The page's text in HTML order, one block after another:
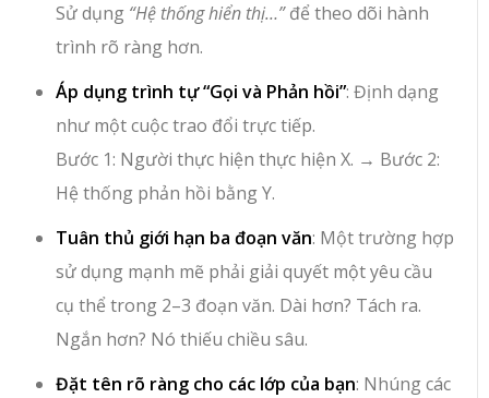
Sử dụng “Hệ thống hiển thị…”để theo dõi hành
trình rõ ràng hơn.
Áp dụng trình tự “Gọi và Phản hồi”: Định dạng
như một cuộc trao đổi trực tiếp.
Bước 1: Người thực hiện thực hiện X. → Bước 2:
Hệ thống phản hồi bằng Y.
Tuân thủ giới hạn ba đoạn văn: Một trường hợp
sử dụng mạnh mẽ phải giải quyết một yêu cầu
cụ thể trong 2–3 đoạn văn. Dài hơn? Tách ra.
Ngắn hơn? Nó thiếu chiều sâu.
Đặt tên rõ ràng cho các lớp của bạn: Nhúng các